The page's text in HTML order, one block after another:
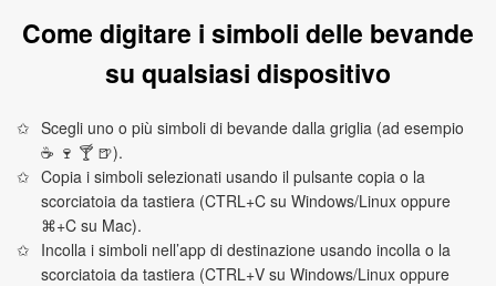
Come digitare i simboli delle bevande
su qualsiasi dispositivo
Scegli uno o più simboli di bevande dalla griglia (ad esempio
☕ 🍷 🍸 🍺).
Copia i simboli selezionati usando il pulsante copia o la
scorciatoia da tastiera (CTRL+C su Windows/Linux oppure
⌘+C su Mac).
Incolla i simboli nell’app di destinazione usando incolla o la
scorciatoia da tastiera (CTRL+V su Windows/Linux oppure